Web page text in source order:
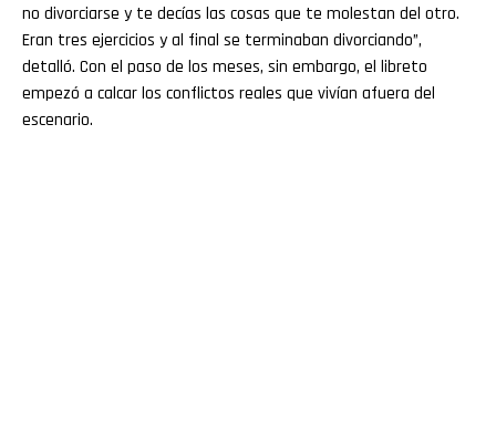
no divorciarse y te decías las cosas que te molestan del otro.
Eran tres ejercicios y al final se terminaban divorciando”,
detalló. Con el paso de los meses, sin embargo, el libreto
empezó a calcar los conflictos reales que vivían afuera del
escenario.